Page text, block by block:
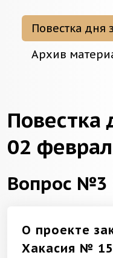
Повестка дня
Архив
Повестка
02
Вопрос №3
О проекте
Хакасия №